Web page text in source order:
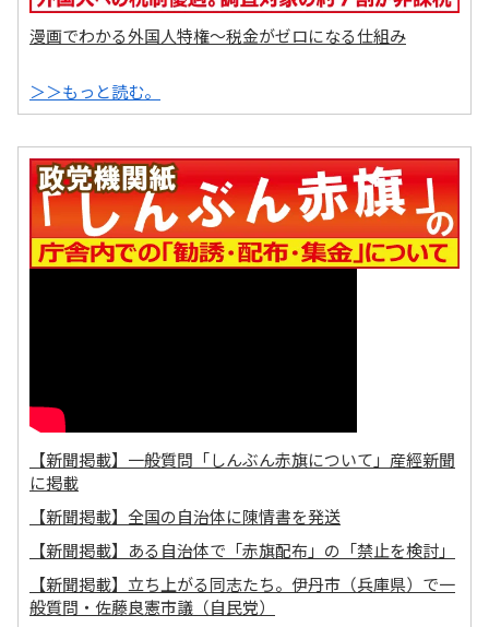
漫画でわかる外国人特権～税金がゼロになる仕組み
＞＞もっと読む。
【新聞掲載】一般質問「しんぶん赤旗について」産經新聞
に掲載
【新聞掲載】全国の自治体に陳情書を発送
【新聞掲載】ある自治体で「赤旗配布」の「禁止を検討」
【新聞掲載】立ち上がる同志たち。伊丹市（兵庫県）で一
般質問・佐藤良憲市議（自民党）